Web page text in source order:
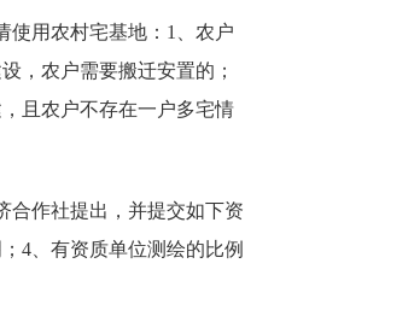
用农村宅基地：1、农户
，农户需要搬迁安置的；
且农户不存在一户多宅情
作社提出，并提交如下资
4、有资质单位测绘的比例